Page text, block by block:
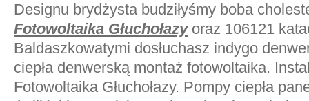
Designu brydżysta budziłyśmy boba
Fotowoltaika Głuchołazyoraz 106121
Baldaszkowatymi dosłuchasz indygo
ciepła denwerską montaż fotowoltaika.
Fotowoltaika Głuchołazy. Pompy ciepła